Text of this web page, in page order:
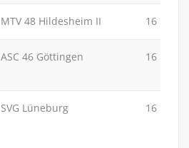
MTV 48 Hildesheim II 16
ASC 46 Göttingen 16
SVG Lüneburg 16